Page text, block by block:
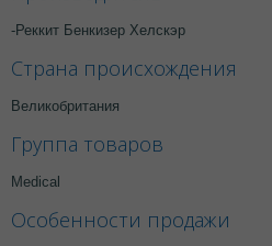
-Реккит Бенкизер Хелскэр
Страна происхождения
Великобритания
Группа товаров
Medical
Особенности продажи